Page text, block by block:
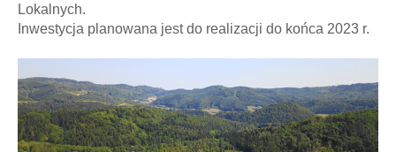
Lokalnych.
Inwestycja planowana jest do realizacji do końca 2023 r.